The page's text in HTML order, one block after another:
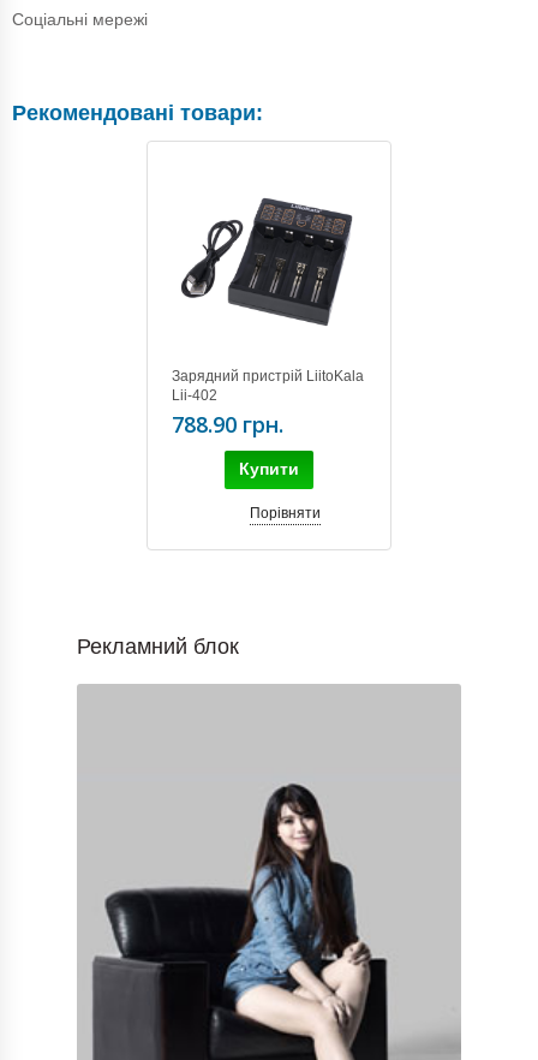
Соціальні мережі
Рекомендовані товари:
Зарядний пристрій LiitoKala
Lii-402
788.90 грн.
Купити
Порівняти
Рекламний блок